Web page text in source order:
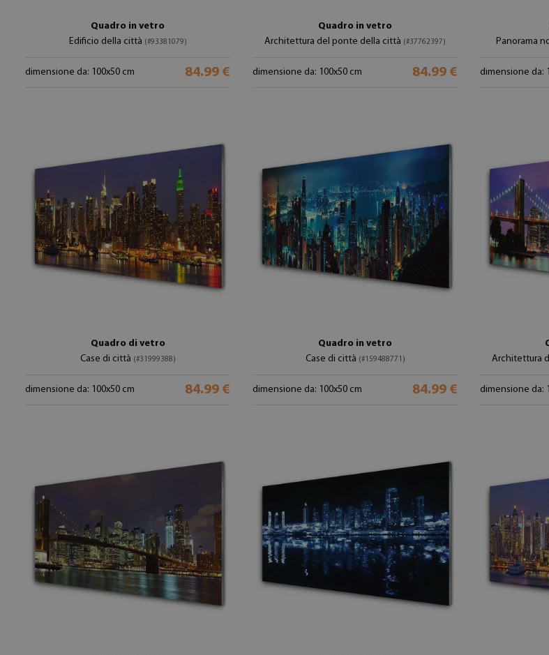
Quadro in vetro
Edificio della città (#93381079)
dimensione da: 100x50 cm 84.99 €
Quadro in vetro
Architettura del ponte della città (#37762397)
dimensione da: 100x50 cm 84.99 €
Panorama
dimensione da:
Quadro di vetro
Case di città (#31999388)
dimensione da: 100x50 cm 84.99 €
Quadro in vetro
Case di città (#159488771)
dimensione da: 100x50 cm 84.99 €
Architettura
dimensione da: